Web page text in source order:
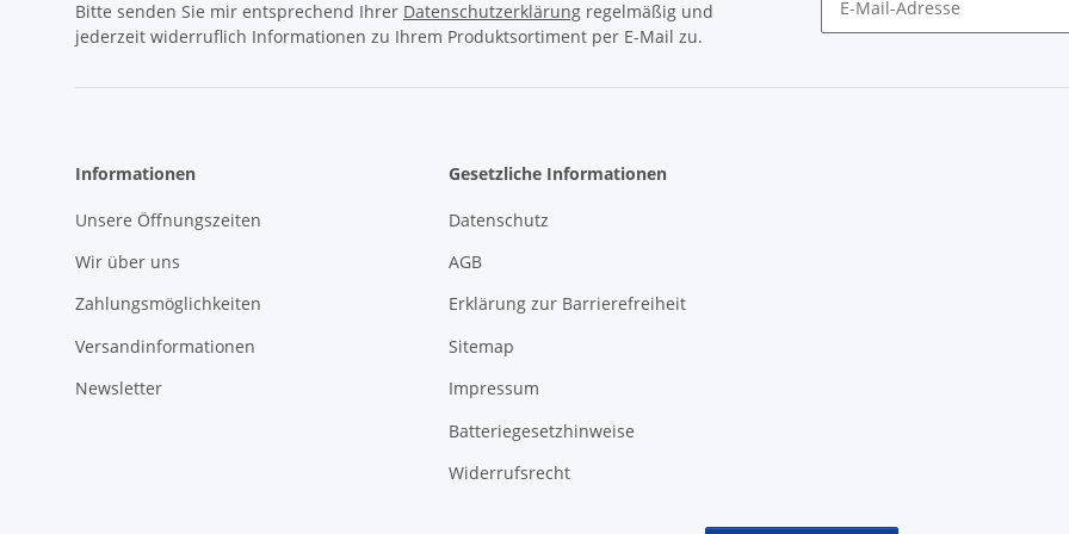
Bitte senden Sie mir entsprechend Ihrer Datenschutzerklärung regelmäßig und
jederzeit widerruflich Informationen zu Ihrem Produktsortiment per E-Mail zu.
Informationen
Unsere Öffnungszeiten
Wir über uns
Zahlungsmöglichkeiten
Versandinformationen
Newsletter
Gesetzliche Informationen
Datenschutz
AGB
Erklärung zur Barrierefreiheit
Sitemap
Impressum
Batteriegesetzhinweise
Widerrufsrecht